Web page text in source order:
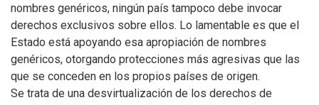
nombres genéricos, ningún país tampoco debe invocar
derechos exclusivos sobre ellos. Lo lamentable es que el
Estado está apoyando esa apropiación de nombres
genéricos, otorgando protecciones más agresivas que las
que se conceden en los propios países de origen.
Se trata de una desvirtualización de los derechos de